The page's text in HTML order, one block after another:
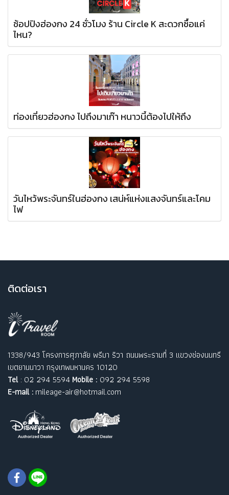
ช้อปปิงฮ่องกง 24 ชั่วโมง ร้าน Circle K สะดวกซื้อแค่
ไหน?
ท่องเที่ยวฮ่องกง ไปถึงมาเก๊า หนาวนี้ต้องไปให้ถึง
วันไหว้พระจันทร์ในฮ่องกง เสน่ห์แห่งแสงจันทร์และโคม
ไฟ
ติดต่อเรา
1338/943 โครงการศุภาลัย พรีมา ริวา ถนนพระรามที่ 3 แขวงช่องนนทรี
เขตยานนาวา กรุงเทพมหานคร 10120
Tel: 02 294 5594 Mobile : 092 294 5598
E-mail : mileage-air@hotmail.com